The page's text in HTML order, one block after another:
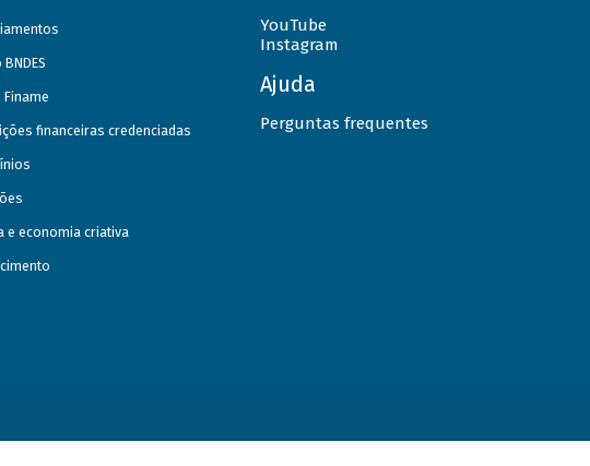
Finame
financeiras credenciadas
e economia criativa
YouTube
Instagram
Ajuda
Perguntas frequentes